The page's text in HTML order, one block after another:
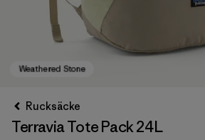
Rucksäcke
Terravia Tote Pack 24L